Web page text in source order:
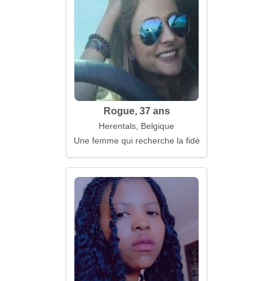
Rogue, 37 ans
Herentals, Belgique
Une femme qui recherche la fidélité